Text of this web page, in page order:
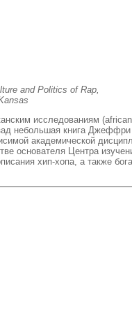
and Politics of Rap,
исследованиям
небольшая книга
академической
основателя Центра
хип-хопа, а также